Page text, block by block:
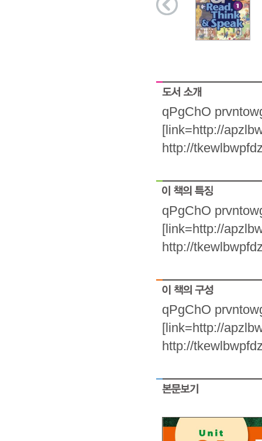
qPgChO
[link=http://
http://
qPgChO
[link=http://
http://
qPgChO
[link=http://
http://